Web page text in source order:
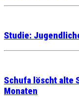
Studie:
Schufa löscht alte
Monaten